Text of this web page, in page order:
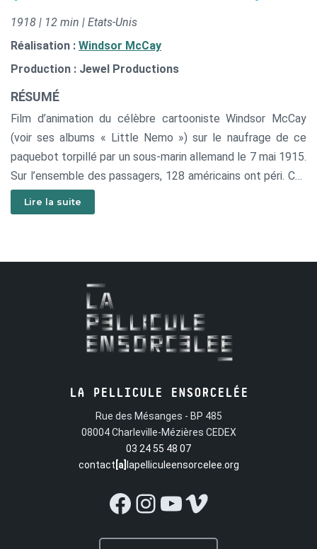
1918 | 12 min | Etats-Unis
Réalisation : Windsor McCay
Production : Jewel Productions
RÉSUMÉ
Film d’animation du célèbre cartooniste Windsor McCay
(voir ses albums « Little Nemo ») sur le naufrage de ce
paquebot torpillé par un sous-marin allemand le 7 mai 1915.
Sur l’ensemble des passagers, 128 américains ont péri. Cet
événement contribua à faire basculer l'opinion américaine
en faveur de l’entrée en guerre des Etats-Unis.
Lire la suite
LA PELLICULE ENSORCELÉE
Rue des Mésanges - BP 485
08004 Charleville-Mézières CEDEX
03 24 55 48 07
contact [a] lapelliculeensorcelee.org
Facebook
Instagram
YouTube
Vimeo